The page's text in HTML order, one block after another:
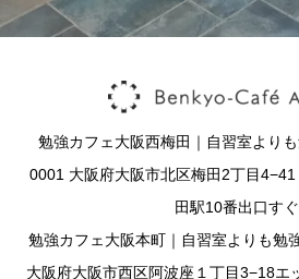
勉強カフェ大阪西梅田｜自習室よ
0001 大阪府大阪市北区梅田2丁目
田駅10番出口すぐ
勉強カフェ大阪本町｜自習室よりも
大阪府大阪市西区阿波座１丁目3−18エ